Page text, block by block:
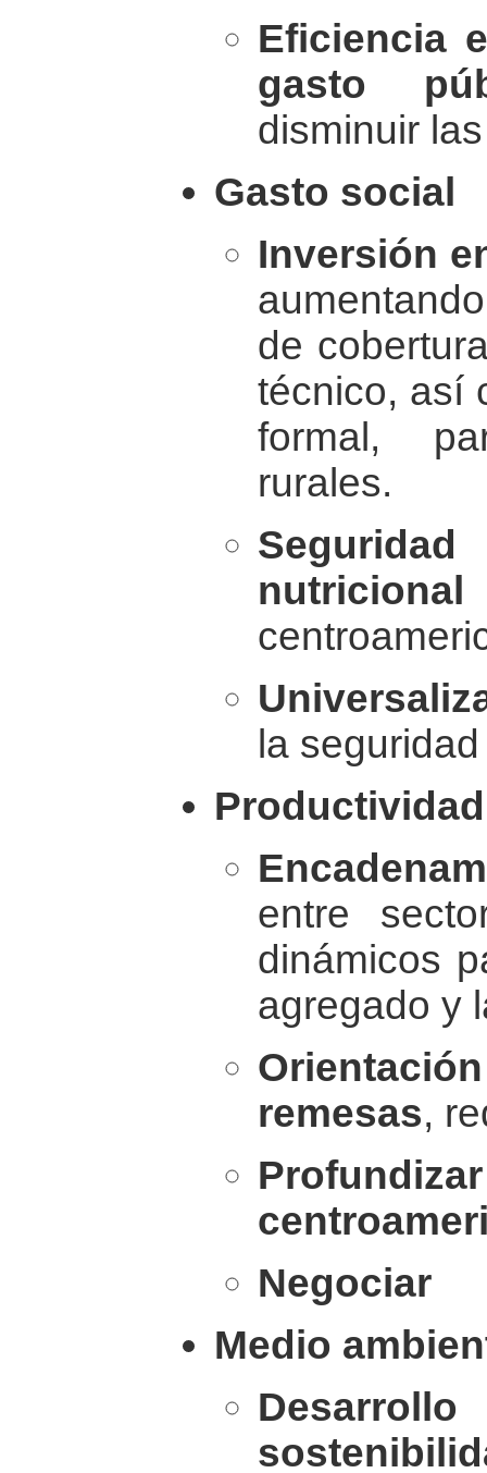
Eficiencia
gasto
disminuir
Gasto social
Inversión
de
técnico, así
formal,
rurales.
nutricional
la
entre
dinámicos
agregado y
remesas,
Negociar
Medio